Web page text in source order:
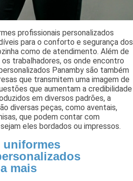
profissionais personalizados
para o conforto e segurança dos
como de atendimento. Além de
trabalhadores, os onde encontro
Panamby são também
que transmitem uma imagem de
que aumentam a credibilidade
em diversos padrões, a
diversas peças, como aventais,
que podem contar com
eles bordados ou impressos.
uniformes
mais